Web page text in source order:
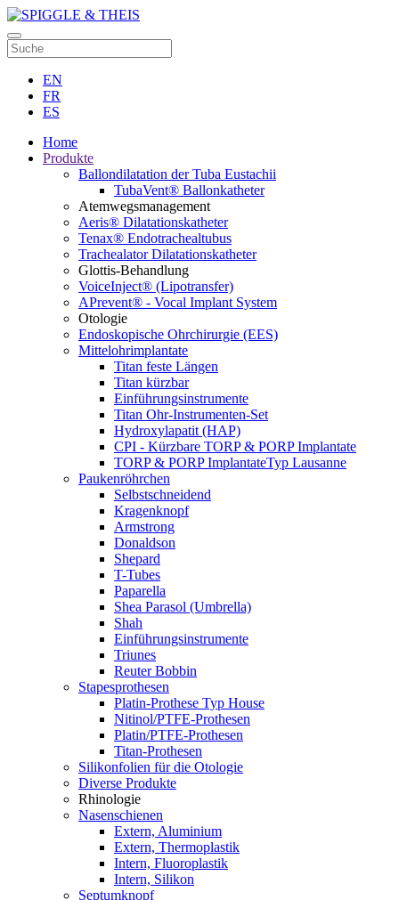
EN
FR
ES
Home
Produkte
Ballondilatation der Tuba Eustachii
TubaVent® Ballonkatheter
Atemwegsmanagement
Aeris® Dilatationskatheter
Tenax® Endotrachealtubus
Trachealator Dilatationskatheter
Glottis-Behandlung
VoiceInject® (Lipotransfer)
APrevent® - Vocal Implant System
Otologie
Endoskopische Ohrchirurgie (EES)
Mittelohrimplantate
Titan feste Längen
Titan kürzbar
Einführungsinstrumente
Titan Ohr-Instrumenten-Set
Hydroxylapatit (HAP)
CPI - Kürzbare TORP & PORP Implantate
TORP & PORP ImplantateTyp Lausanne
Paukenröhrchen
Selbstschneidend
Kragenknopf
Armstrong
Donaldson
Shepard
T-Tubes
Paparella
Shea Parasol (Umbrella)
Shah
Einführungsinstrumente
Triunes
Reuter Bobbin
Stapesprothesen
Platin-Prothese Typ House
Nitinol/PTFE-Prothesen
Platin/PTFE-Prothesen
Titan-Prothesen
Silikonfolien für die Otologie
Diverse Produkte
Rhinologie
Nasenschienen
Extern, Aluminium
Extern, Thermoplastik
Intern, Fluoroplastik
Intern, Silikon
Septumknopf